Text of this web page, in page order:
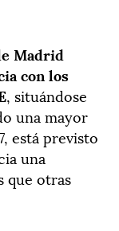
Madrid
con los
, situándose
una mayor
está previsto
una
que otras